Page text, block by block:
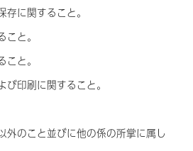
に関すること。
と。
と。
印刷に関すること。
外のこと並びに他の係の所掌に属し